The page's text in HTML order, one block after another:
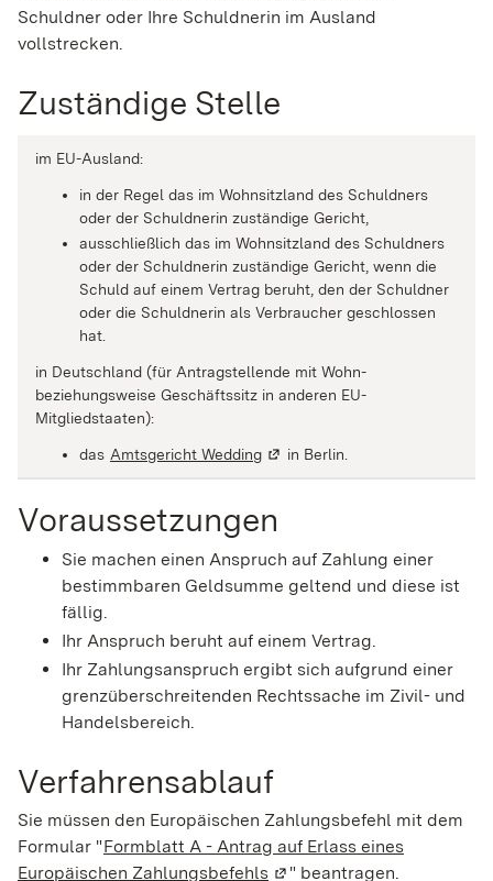
Schuldner oder Ihre Schuldnerin im Ausland
vollstrecken.
Zuständige Stelle
im EU-Ausland:
in der Regel das im Wohnsitzland des Schuldners
oder der Schuldnerin zuständige Gericht,
ausschließlich das im Wohnsitzland des Schuldners
oder der Schuldnerin zuständige Gericht, wenn die
Schuld auf einem Vertrag beruht, den der Schuldner
oder die Schuldnerin als Verbraucher geschlossen
hat.
in Deutschland (für Antragstellende mit Wohn-
beziehungsweise Geschäftssitz in anderen EU-
Mitgliedstaaten):
das Amtsgericht Wedding (Wird in einem neuen Fenster
in Berlin.
Voraussetzungen
Sie machen einen Anspruch auf Zahlung einer
bestimmbaren Geldsumme geltend und diese ist
fällig.
Ihr Anspruch beruht auf einem Vertrag.
Ihr Zahlungsanspruch ergibt sich aufgrund einer
grenzüberschreitenden Rechtssache im Zivil- und
Handelsbereich.
Verfahrensablauf
Sie müssen den Europäischen Zahlungsbefehl mit dem
Formular "Formblatt A - Antrag auf Erlass eines
Europäischen Zahlungsbefehls (Wird in einem neuen
" beantragen.